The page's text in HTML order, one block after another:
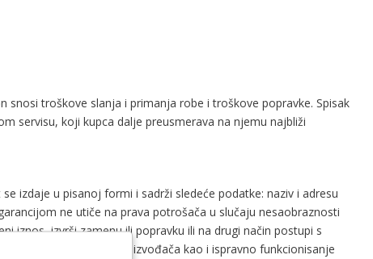
troškove slanja i primanja robe i troškove popravke. Spisak
servisu, koji kupca dalje preusmerava na njemu najbliži
izdaje u pisanoj formi i sadrži sledeće podatke: naziv i adresu
ne utiče na prava potrošača u slučaju nesaobraznosti
iznos, izvrši zamenu ili popravku ili na drugi način postupi s
specifikaciji proizvođača kao i ispravno funkcionisanje